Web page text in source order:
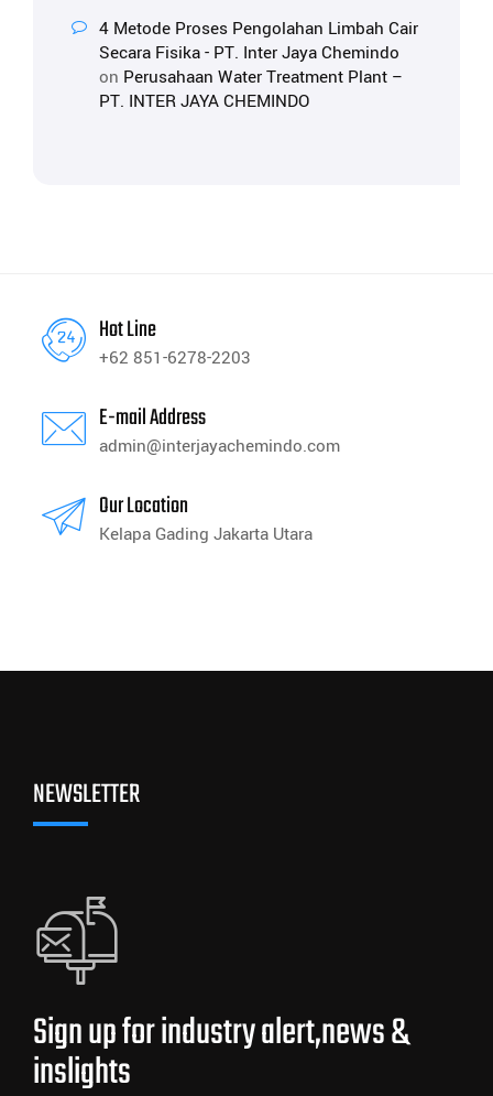
4 Metode Proses Pengolahan Limbah Cair
Secara Fisika - PT. Inter Jaya Chemindo
on Perusahaan Water Treatment Plant –
PT. INTER JAYA CHEMINDO
Hot Line
+62 851-6278-2203
E-mail Address
admin@interjayachemindo.com
Our Location
Kelapa Gading Jakarta Utara
NEWSLETTER
Sign up for industry alert,news &
inslights